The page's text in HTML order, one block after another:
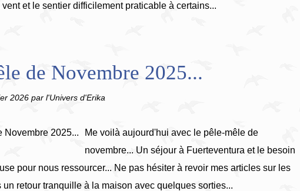
et le sentier difficilement praticable à certains...
de Novembre 2025...
2026 par l'Univers d'Erika
Me voilà aujourd'hui avec le pêle-mêle de
novembre... Un séjour à Fuerteventura et le besoin
pour nous ressourcer... Ne pas hésiter à revoir mes articles sur les
un retour tranquille à la maison avec quelques sorties...